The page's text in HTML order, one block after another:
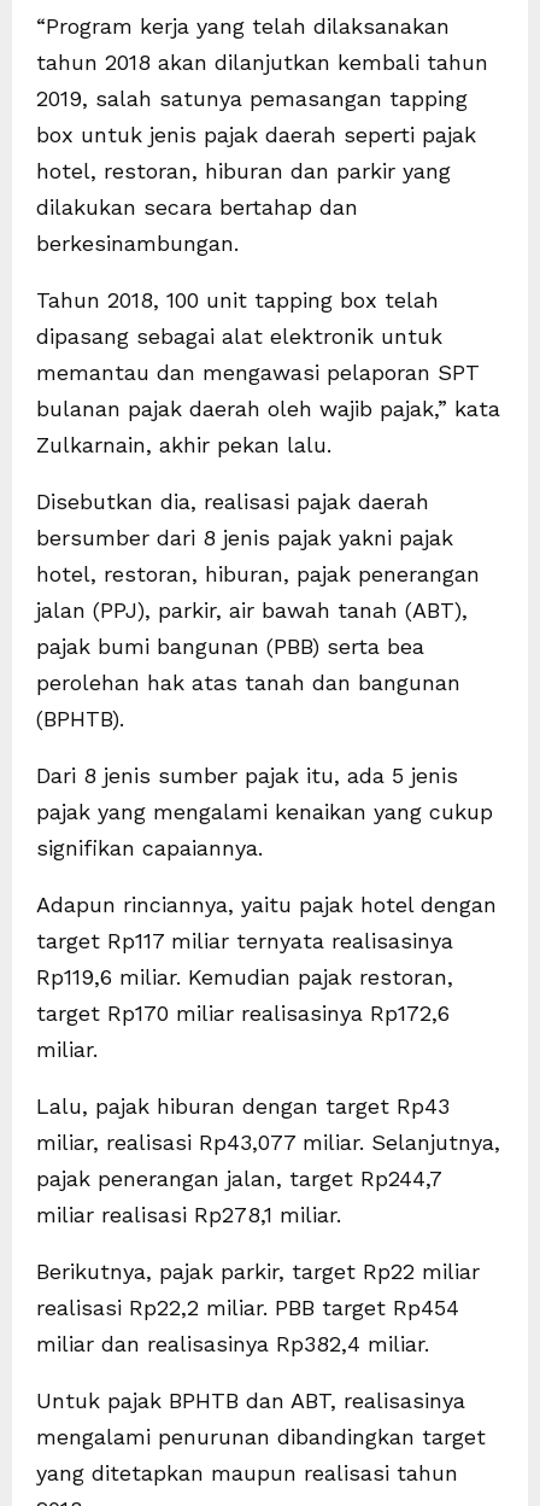
“Program kerja yang telah dilaksanakan
tahun 2018 akan dilanjutkan kembali tahun
2019, salah satunya pemasangan tapping
box untuk jenis pajak daerah seperti pajak
hotel, restoran, hiburan dan parkir yang
dilakukan secara bertahap dan
berkesinambungan.
Tahun 2018, 100 unit tapping box telah
dipasang sebagai alat elektronik untuk
memantau dan mengawasi pelaporan SPT
bulanan pajak daerah oleh wajib pajak,” kata
Zulkarnain, akhir pekan lalu.
Disebutkan dia, realisasi pajak daerah
bersumber dari 8 jenis pajak yakni pajak
hotel, restoran, hiburan, pajak penerangan
jalan (PPJ), parkir, air bawah tanah (ABT),
pajak bumi bangunan (PBB) serta bea
perolehan hak atas tanah dan bangunan
(BPHTB).
Dari 8 jenis sumber pajak itu, ada 5 jenis
pajak yang mengalami kenaikan yang cukup
signifikan capaiannya.
Adapun rinciannya, yaitu pajak hotel dengan
target Rp117 miliar ternyata realisasinya
Rp119,6 miliar. Kemudian pajak restoran,
target Rp170 miliar realisasinya Rp172,6
miliar.
Lalu, pajak hiburan dengan target Rp43
miliar, realisasi Rp43,077 miliar. Selanjutnya,
pajak penerangan jalan, target Rp244,7
miliar realisasi Rp278,1 miliar.
Berikutnya, pajak parkir, target Rp22 miliar
realisasi Rp22,2 miliar. PBB target Rp454
miliar dan realisasinya Rp382,4 miliar.
Untuk pajak BPHTB dan ABT, realisasinya
mengalami penurunan dibandingkan target
yang ditetapkan maupun realisasi tahun